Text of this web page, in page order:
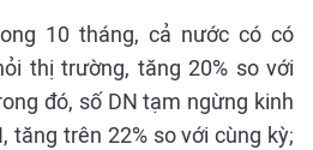
10 tháng, cả nước có có
thị trường, tăng 20% so với
đó, số DN tạm ngừng kinh
tăng trên 22% so với cùng kỳ;